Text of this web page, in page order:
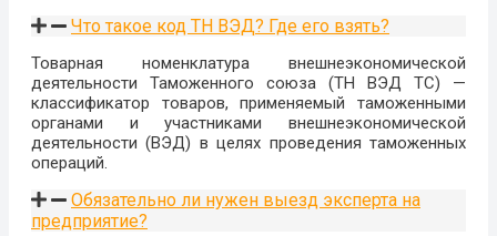
Что такое код ТН ВЭД? Где его взять?
Товарная номенклатура внешнеэкономической
деятельности Таможенного союза (ТН ВЭД ТС) —
классификатор товаров, применяемый таможенными
органами и участниками внешнеэкономической
деятельности (ВЭД) в целях проведения таможенных
операций.
Обязательно ли нужен выезд эксперта на
предприятие?